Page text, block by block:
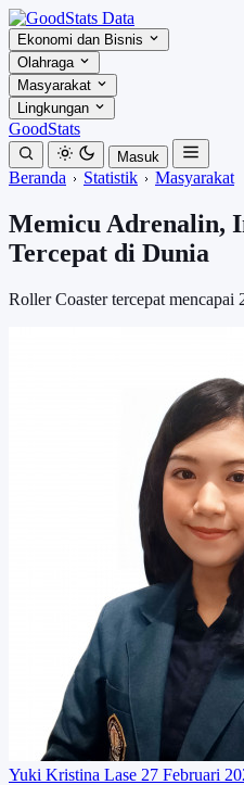
Ekonomi dan Bisnis
Olahraga
Masyarakat
Lingkungan
GoodStats
Masuk
Beranda Statistik Masyarakat
Memicu Adrenalin,
Tercepat di Dunia
Roller Coaster tercepat mencapai
Yuki Kristina Lase 27 Februari